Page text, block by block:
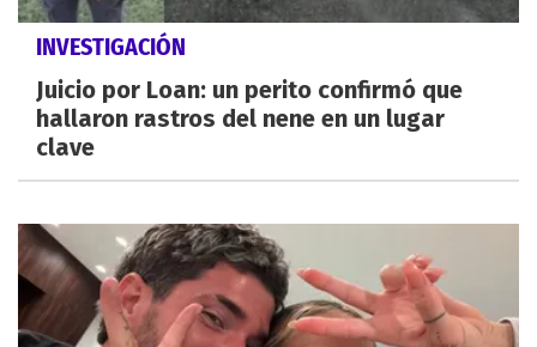
INVESTIGACIÓN
Juicio por Loan: un perito confirmó que
hallaron rastros del nene en un lugar
clave